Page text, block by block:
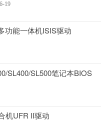
19
功能一体机ISIS驱动
SL400/SL500笔记本BIOS
机UFR II驱动